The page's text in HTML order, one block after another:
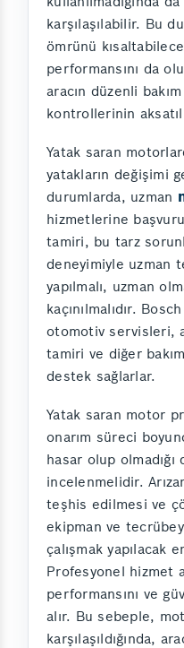
karşılaşılabilir. Bu
ömrünü
performansını da
aracın düzenli
kontrollerinin
Yatak saran
yatakların değişimi
durumlarda, uzman
hizmetlerine
tamiri, bu tarz
deneyimiyle uzman
yapılmalı, uzman
kaçınılmalıdır.
otomotiv servisleri,
tamiri ve diğer
destek sağlarlar.
Yatak saran motor
onarım süreci
hasar olup
incelenmelidir.
teşhis edilmesi ve
ekipman ve
çalışmak yapılacak
Profesyonel hizmet
performansını ve
alır. Bu sebeple,
karşılaşıldığında,